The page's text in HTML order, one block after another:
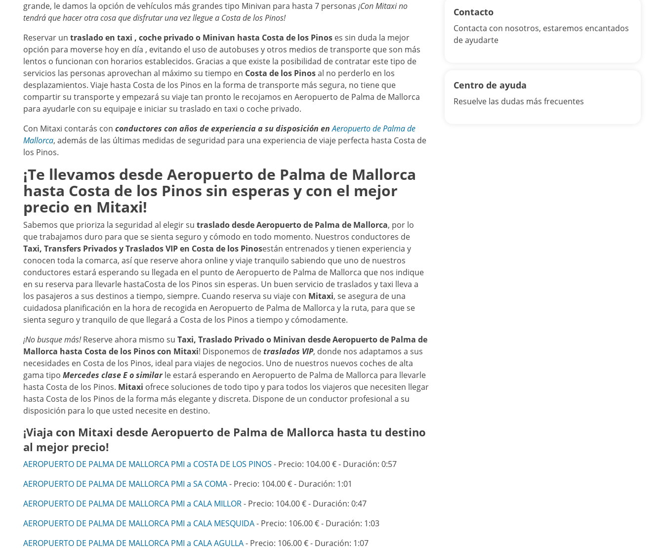
grande, le damos la opción de vehículos más grandes tipo Minivan para hasta 7 personas ¡Con Mitaxi no
tendrá que hacer otra cosa que disfrutar una vez llegue a Costa de los Pinos!
Reservar un traslado en taxi , coche privado o Minivan hasta Costa de los Pinos es sin duda la mejor
opción para moverse hoy en día , evitando el uso de autobuses y otros medios de transporte que son más
lentos o funcionan con horarios establecidos. Gracias a que existe la posibilidad de contratar este tipo de
servicios las personas aprovechan al máximo su tiempo en Costa de los Pinosal no perderlo en los
desplazamientos. Viaje hasta Costa de los Pinos en la forma de transporte más segura, no tiene que
compartir su transporte y empezará su viaje tan pronto le recojamos en Aeropuerto de Palma de Mallorca
para ayudarle con su equipaje e iniciar su traslado en taxi o coche privado.
Con Mitaxi contarás con conductores con años de experiencia a su disposición enAeropuerto de Palma de
Mallorca, además de las últimas medidas de seguridad para una experiencia de viaje perfecta hasta Costa de
los Pinos.
¡Te llevamos desde Aeropuerto de Palma de Mallorca
hasta Costa de los Pinos sin esperas y con el mejor
precio en Mitaxi!
Sabemos que prioriza la seguridad al elegir su traslado desdeAeropuerto de Palma de Mallorca, por lo
que trabajamos duro para que se sienta seguro y cómodo en todo momento. Nuestros conductores de
Taxi, Transfers Privados y Traslados VIP en Costa de los Pinosestán entrenados y tienen experiencia y
conocen toda la comarca, así que reserve ahora online y viaje tranquilo sabiendo que uno de nuestros
conductores estará esperando su llegada en el punto de Aeropuerto de Palma de Mallorca que nos indique
en su reserva para llevarle hastaCosta de los Pinos sin esperas. Un buen servicio de traslados y taxi lleva a
los pasajeros a sus destinos a tiempo, siempre. Cuando reserva su viaje con Mitaxi, se asegura de una
cuidadosa planificación en la hora de recogida en Aeropuerto de Palma de Mallorca y la ruta, para que se
sienta seguro y tranquilo de que llegará a Costa de los Pinos a tiempo y cómodamente.
¡No busque más!Reserve ahora mismo su Taxi, Traslado Privado o Minivan desdeAeropuerto de Palma de
Mallorca hasta Costa de los Pinoscon Mitaxi! Disponemos detraslados VIP, donde nos adaptamos a sus
necesidades en Costa de los Pinos, ideal para viajes de negocios. Uno de nuestros nuevos coches de alta
gama tipo Mercedes clase E o similarle estará esperando en Aeropuerto de Palma de Mallorca para llevarle
hasta Costa de los Pinos. Mitaxi ofrece soluciones de todo tipo y para todos los viajeros que necesiten llegar
hasta Costa de los Pinos de la forma más elegante y discreta. Dispone de un conductor profesional a su
disposición para lo que usted necesite en destino.
¡Viaja con Mitaxi desde Aeropuerto de Palma de Mallorca hasta tu destino
al mejor precio!
AEROPUERTO DE PALMA DE MALLORCA PMI a COSTA DE LOS PINOS - Precio: 104.00 € - Duración: 0:57
AEROPUERTO DE PALMA DE MALLORCA PMI a SA COMA- Precio: 104.00 € - Duración: 1:01
AEROPUERTO DE PALMA DE MALLORCA PMI a CALA MILLOR- Precio: 104.00 € - Duración: 0:47
AEROPUERTO DE PALMA DE MALLORCA PMI a CALA MESQUIDA- Precio: 106.00 € - Duración: 1:03
AEROPUERTO DE PALMA DE MALLORCA PMI a CALA AGULLA- Precio: 106.00 € - Duración: 1:07
Contacto
Contacta con nosotros, estaremos encantados
de ayudarte
Centro de ayuda
Resuelve las dudas más frecuentes